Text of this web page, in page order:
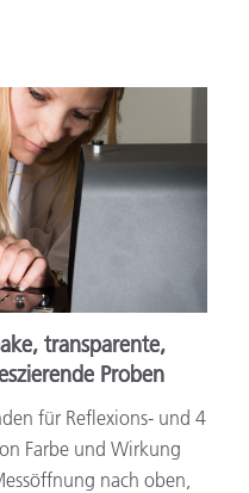
transparente,
Proben
für Reflexions- und 4
Farbe und Wirkung
nach oben,